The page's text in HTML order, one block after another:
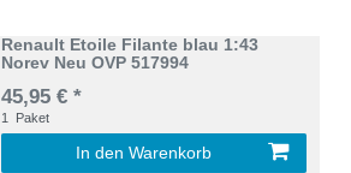
Renault Etoile Filante blau 1:43
Norev Neu OVP 517994
45,95 € *
1 Paket
In den Warenkorb